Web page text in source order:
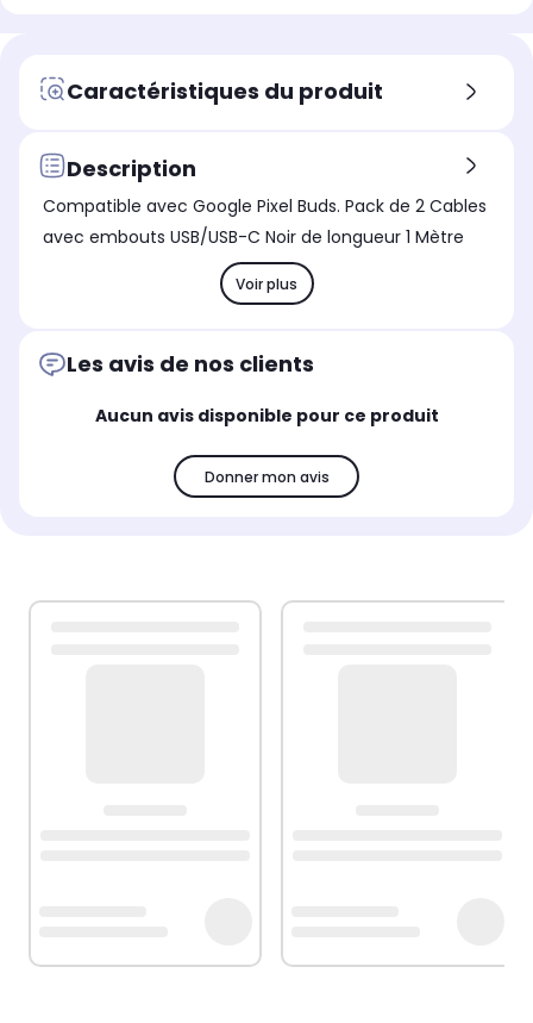
Caractéristiques du produit
Description
Compatible avec Google Pixel Buds. Pack de 2 Cables
avec embouts USB/USB-C Noir de longueur 1 Mètre
Voir plus
Les avis de nos clients
Aucun avis disponible pour ce produit
Donner mon avis